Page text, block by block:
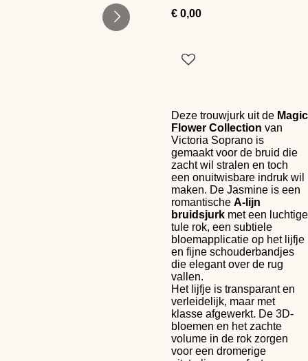
€ 0,00
Deze trouwjurk uit de Magic
Flower Collection van
Victoria Soprano is
gemaakt voor de bruid die
zacht wil stralen en toch
een onuitwisbare indruk wil
maken. De Jasmine is een
romantische A-lijn
bruidsjurk met een luchtige
tule rok, een subtiele
bloemapplicatie op het lijfje
en fijne schouderbandjes
die elegant over de rug
vallen.
Het lijfje is transparant en
verleidelijk, maar met
klasse afgewerkt. De 3D-
bloemen en het zachte
volume in de rok zorgen
voor een dromerige